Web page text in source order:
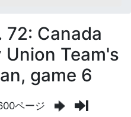
Canada
Union Team's
game 6
ページ